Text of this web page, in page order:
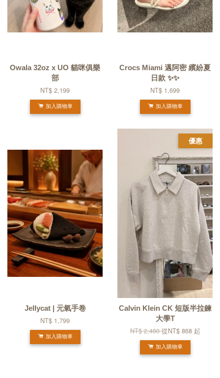
Owala 32oz x UO 貓咪俱樂
部
NT$ 2,199
加入購物車
Crocs Miami 邁阿密 繽紛夏
日款 ✨✨
NT$ 1,699
加入購物車
Jellycat | 元氣手卷
NT$ 1,799
加入購物車
優惠
Calvin Klein CK 短版半拉鍊
大學T
NT$ 2,480從NT$ 868 起
加入購物車